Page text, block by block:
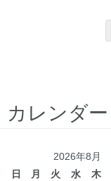
カレンダー
2026年8月
日
月 火 水 木